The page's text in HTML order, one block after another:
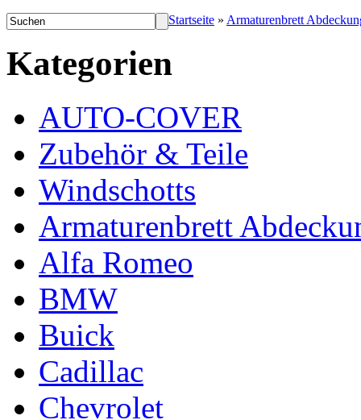
Startseite » Armaturenbrett
Kategorien
AUTO-COVER
Zubehör & Teile
Windschotts
Armaturenbrett
Alfa Romeo
BMW
Buick
Cadillac
Chevrolet